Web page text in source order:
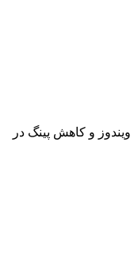
و کاهش پینگ در